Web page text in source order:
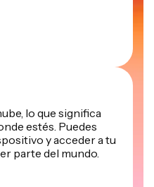
lo que significa
estés. Puedes
y acceder a tu
parte del mundo.